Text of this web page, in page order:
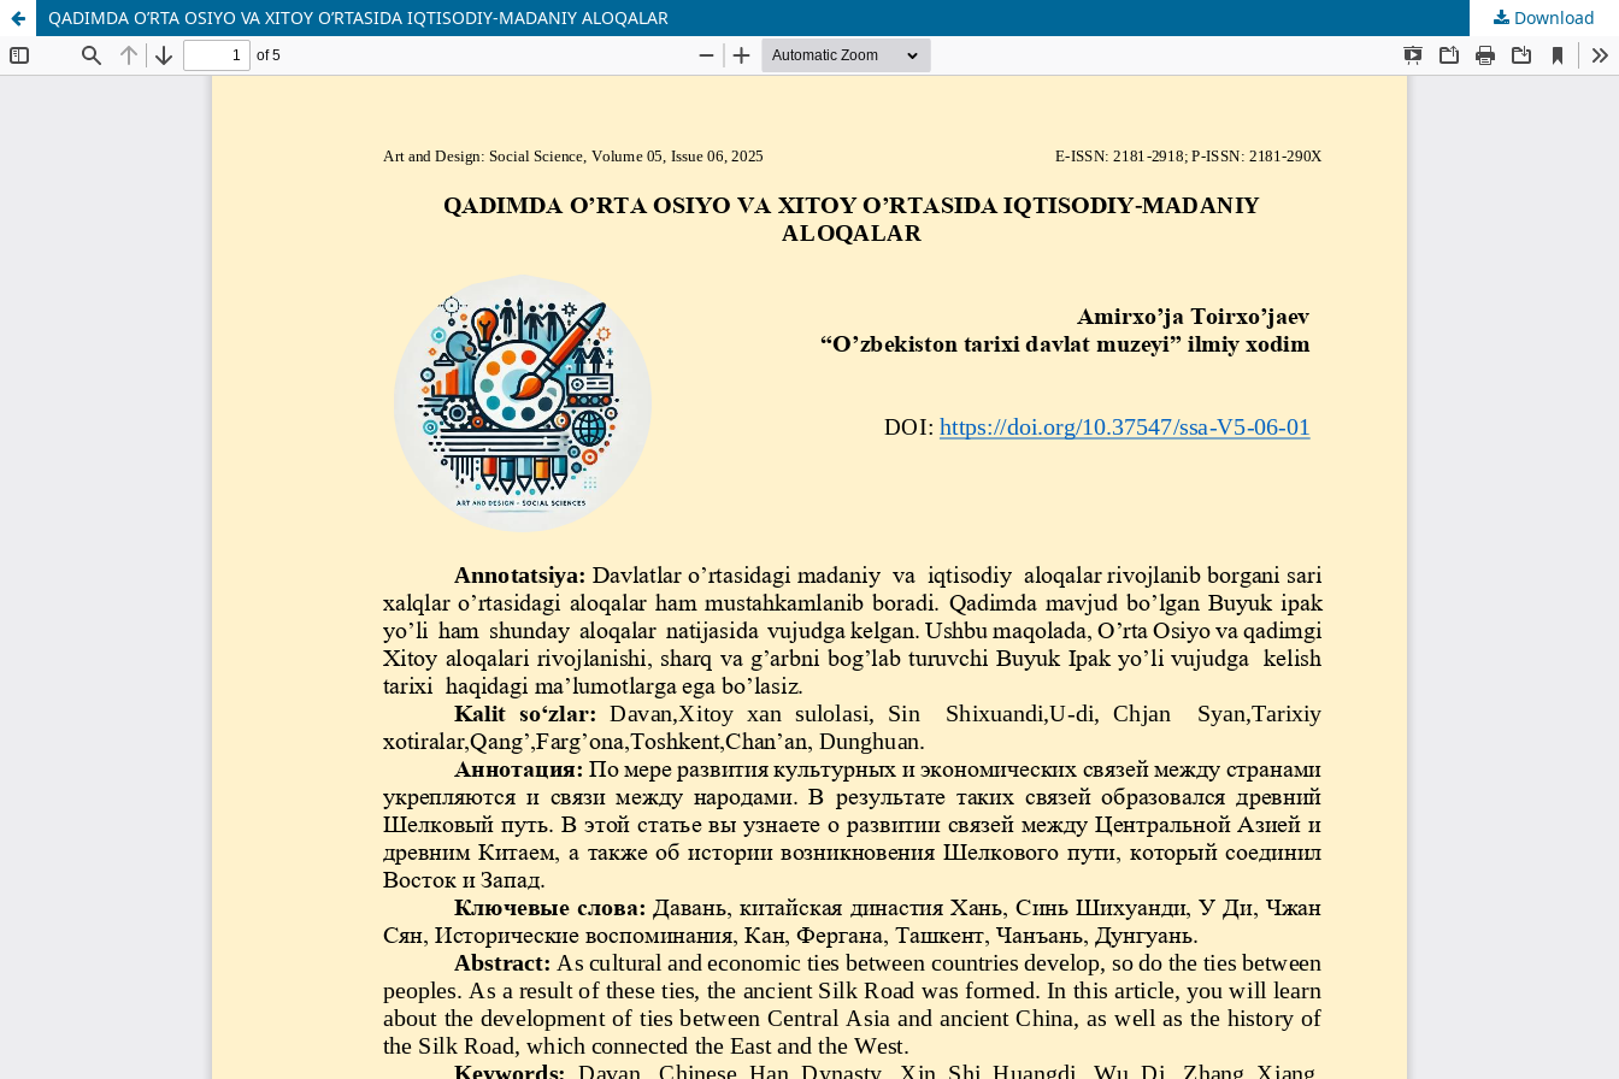
QADIMDA O’RTA OSIYO VA XITOY O’RTASIDA IQTISODIY-MADANIY ALOQALAR Download